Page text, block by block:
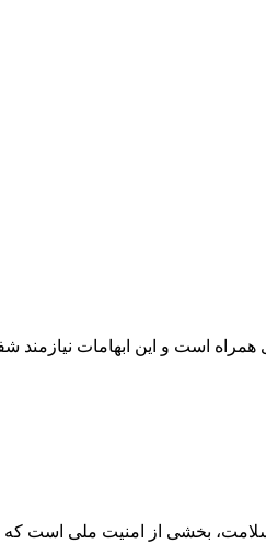
همراه است و این ابهامات
سلامت، بخشی از امنیت ملی است که